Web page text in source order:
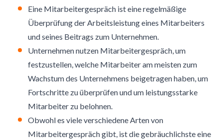
Eine Mitarbeitergespräch ist eine regelmäßige
Überprüfung der Arbeitsleistung eines Mitarbeiters
und seines Beitrags zum Unternehmen.
Unternehmen nutzen Mitarbeitergespräch, um
festzustellen, welche Mitarbeiter am meisten zum
Wachstum des Unternehmens beigetragen haben, um
Fortschritte zu überprüfen und um leistungsstarke
Mitarbeiter zu belohnen.
Obwohl es viele verschiedene Arten von
Mitarbeitergespräch gibt, ist die gebräuchlichste eine